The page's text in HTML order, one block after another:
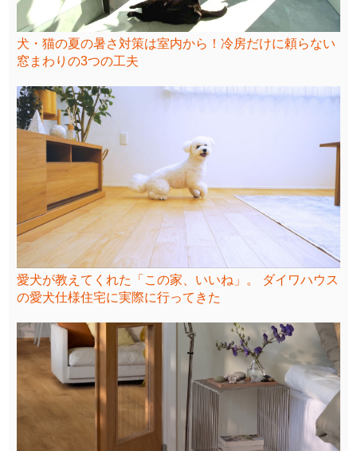
犬・猫の夏の暑さ対策は室内から！冷房だけに頼らない
窓まわりの3つの工夫
愛犬が教えてくれた「この家、いいね」。 ダイワハウス
の愛犬仕様住宅に実際に行ってきた